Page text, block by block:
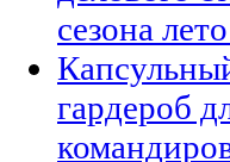
сезона
гардероб